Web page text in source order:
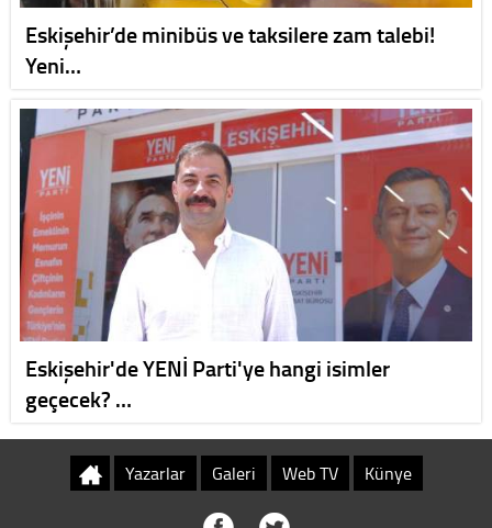
Eskişehir’de minibüs ve taksilere zam talebi!
Yeni…
Eskişehir'de YENİ Parti'ye hangi isimler
geçecek? …
Yazarlar Galeri Web TV Künye